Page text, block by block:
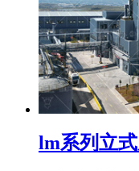
lm系列立